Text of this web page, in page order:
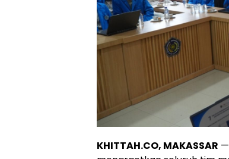
KHITTAH.CO, MAKASSAR